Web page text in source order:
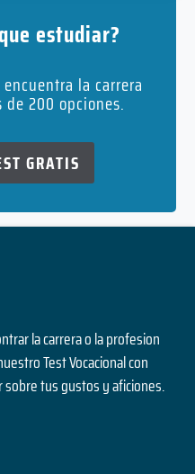
estudiar?
la carrera
200 opciones.
GRATIS
la carrera o la profesion
Test Vocacional con
tus gustos y aficiones.